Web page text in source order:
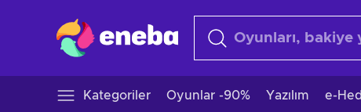
Kategoriler Oyunlar -90% Yazılım e-